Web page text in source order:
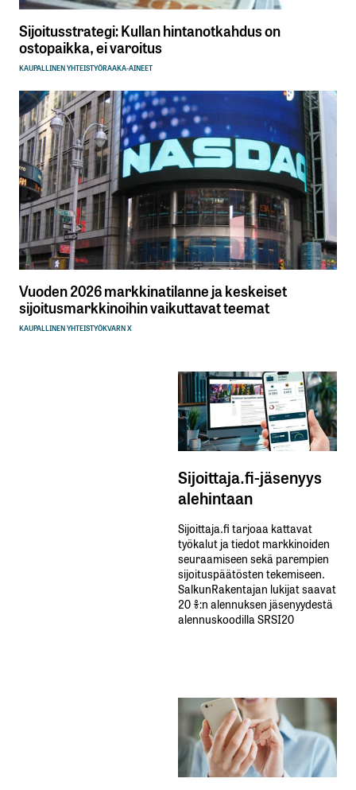
Sijoitusstrategi: Kullan hintanotkahdus on
ostopaikka, ei varoitus
KAUPALLINEN YHTEISTYÖRAAKA-AINEET
Vuoden 2026 markkinatilanne ja keskeiset
sijoitusmarkkinoihin vaikuttavat teemat
KAUPALLINEN YHTEISTYÖKVARN X
Sijoittaja.fi-jäsenyys
alehintaan
Sijoittaja.fi tarjoaa kattavat
työkalut ja tiedot markkinoiden
seuraamiseen sekä parempien
sijoituspäätösten tekemiseen.
SalkunRakentajan lukijat saavat
20 %:n alennuksen jäsenyydestä
alennuskoodilla SRSI20